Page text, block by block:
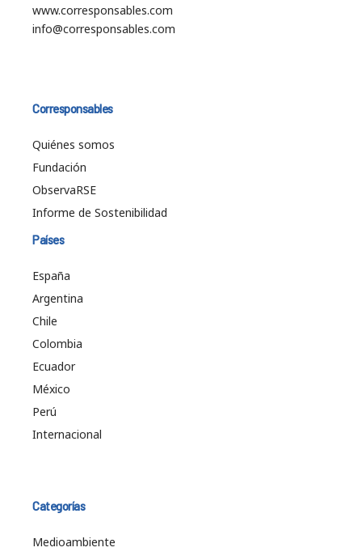
www.corresponsables.com
info@corresponsables.com
Corresponsables
Quiénes somos
Fundación
ObservaRSE
Informe de Sostenibilidad
Países
España
Argentina
Chile
Colombia
Ecuador
México
Perú
Internacional
Categorías
Medioambiente